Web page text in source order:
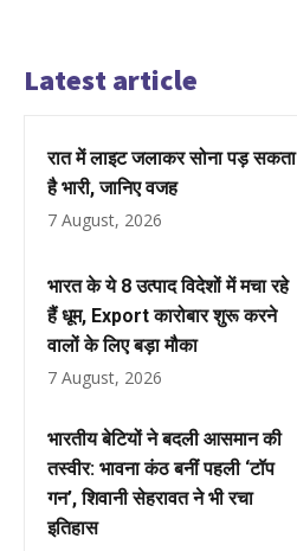
Latest article
रात में लाइट जलाकर सोना पड़ सकता
है भारी, जानिए वजह
7 August, 2026
भारत के ये 8 उत्पाद विदेशों में मचा रहे
हैं धूम, Export कारोबार शुरू करने
वालों के लिए बड़ा मौका
7 August, 2026
भारतीय बेटियों ने बदली आसमान की
तस्वीर: भावना कंठ बनीं पहली ‘टॉप
गन’, शिवानी सेहरावत ने भी रचा
इतिहास